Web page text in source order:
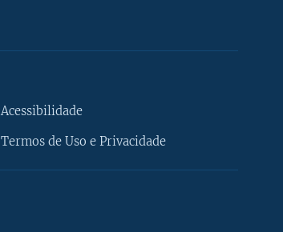
Acessibilidade
Termos de Uso e Privacidade